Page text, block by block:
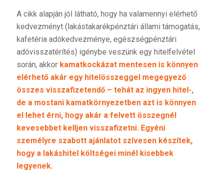
A cikk alapján jól látható, hogy ha valamennyi elérhető
kedvezményt (lakástakarékpénztári állami támogatás,
kafetéria adókedvezménye, egészségpénztári
adóvisszatérítés) igénybe veszünk egy hitelfelvétel
során, akkorkamatkockázat mentesen is könnyen
elérhető akár egy hitelösszeggel megegyező
összes visszafizetendő – tehát az ingyen hitel-,
de a mostani kamatkörnyezetben azt is könnyen
el lehet érni, hogy akár a felvett összegnél
kevesebbet kelljen visszafizetni. Egyéni
személyre szabott ajánlatot szívesen készítek,
hogy a lakáshitel költségei minél kisebbek
legyenek.